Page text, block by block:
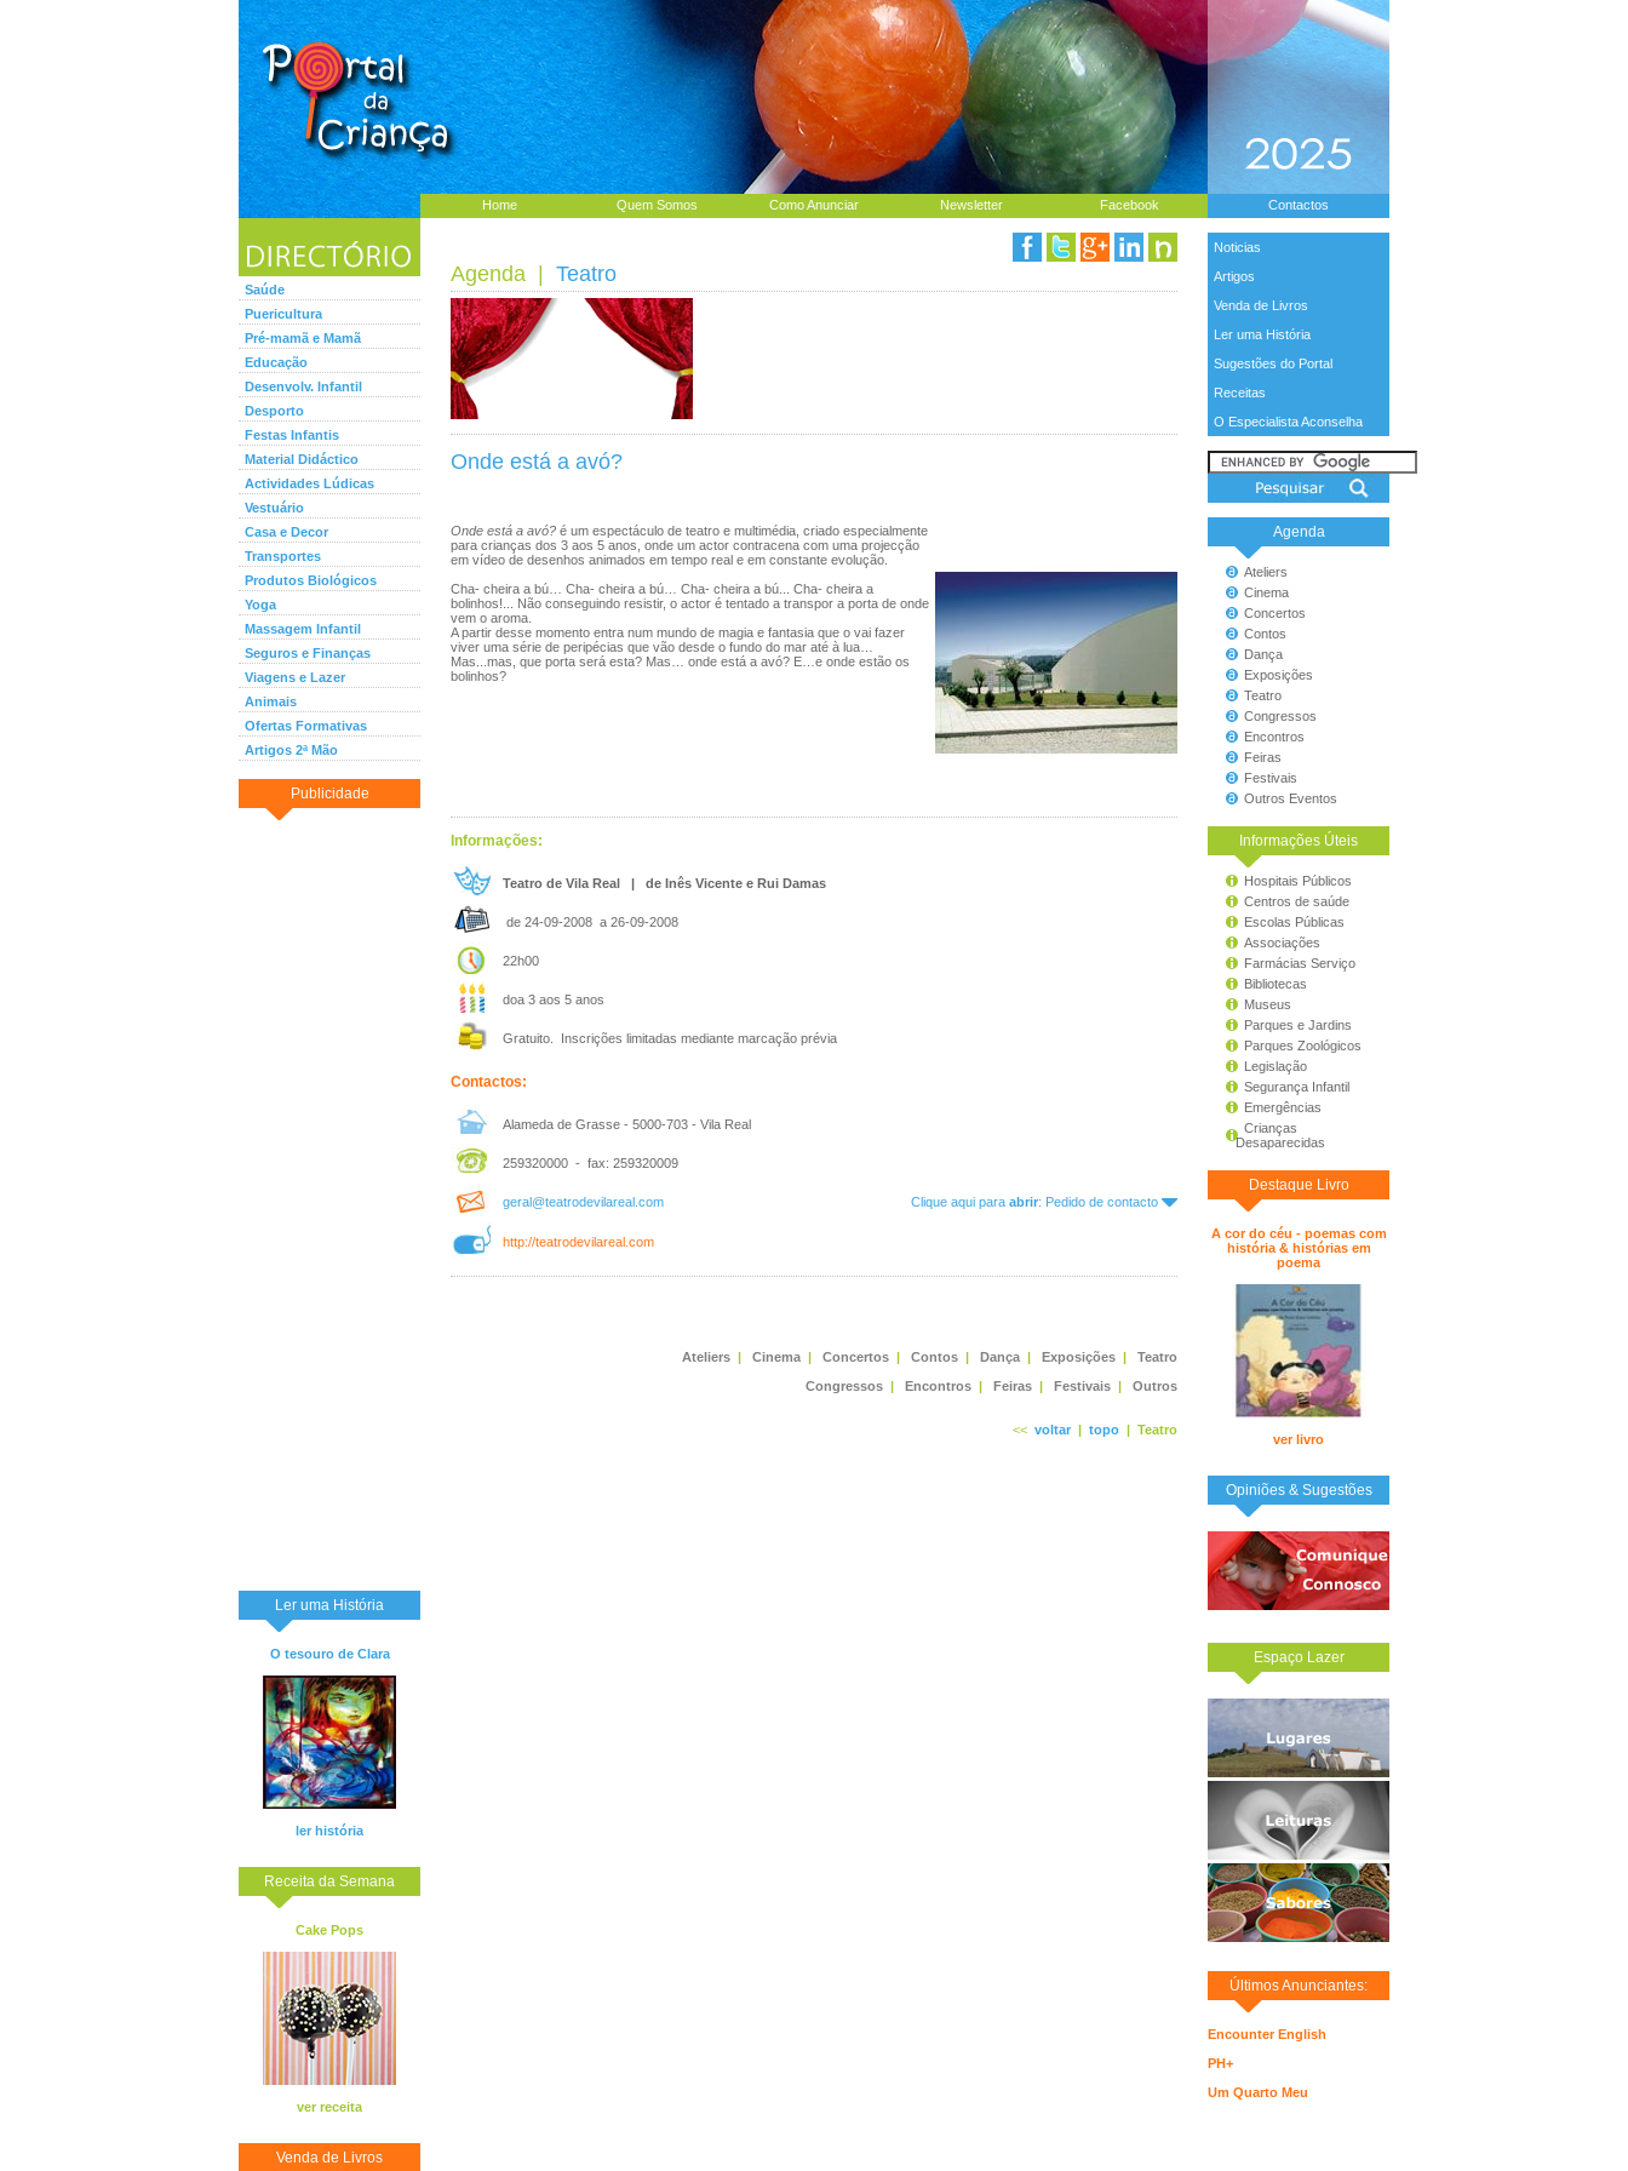
Home Quem Somos Como Anunciar Newsletter Facebook Contactos
Saúde
Puericultura
Pré-mamã e Mamã
Educação
Desenvolv. Infantil
Desporto
Festas Infantis
Material Didáctico
Actividades Lúdicas
Vestuário
Casa e Decor
Transportes
Produtos Biológicos
Yoga
Massagem Infantil
Seguros e Finanças
Viagens e Lazer
Animais
Ofertas Formativas
Artigos 2ª Mão
Publicidade
Ler uma História
O tesouro de Clara
ler história
Receita da Semana
Cake Pops
ver receita
Venda de Livros
Noticias
Artigos
Venda de Livros
Ler uma História
Sugestões do Portal
Receitas
O Especialista Aconselha
Agenda
Ateliers
Cinema
Concertos
Contos
Dança
Exposições
Teatro
Congressos
Encontros
Feiras
Festivais
Outros Eventos
Informações Úteis
Hospitais Públicos
Centros de saúde
Escolas Públicas
Associações
Farmácias Serviço
Bibliotecas
Museus
Parques e Jardins
Parques Zoológicos
Legislação
Segurança Infantil
Emergências
Crianças
Desaparecidas
Destaque Livro
A cor do céu - poemas com
história & histórias em
poema
ver livro
Opiniões & Sugestões
Espaço Lazer
Últimos Anunciantes:
Encounter English
PH+
Um Quarto Meu
Agenda Teatro
Onde está a avó?
Onde está a avó? é um espectáculo de teatro e multimédia, criado especialmente
para crianças dos 3 aos 5 anos, onde um actor contracena com uma projecção
em vídeo de desenhos animados em tempo real e em constante evolução.
Cha- cheira a bú… Cha- cheira a bú… Cha- cheira a bú... Cha- cheira a
bolinhos!... Não conseguindo resistir, o actor é tentado a transpor a porta de onde
vem o aroma.
A partir desse momento entra num mundo de magia e fantasia que o vai fazer
viver uma série de peripécias que vão desde o fundo do mar até à lua…
Mas...mas, que porta será esta? Mas… onde está a avó? E…e onde estão os
bolinhos?
Informações:
Teatro de Vila Real | de Inês Vicente e Rui Damas
de 24-09-2008 a 26-09-2008
22h00
doa 3 aos 5 anos
Gratuito. Inscrições limitadas mediante marcação prévia
Contactos:
Alameda de Grasse - 5000-703 - Vila Real
259320000 - fax: 259320009
geral@teatrodevilareal.com Clique aqui para abrir: Pedido de contacto
http://teatrodevilareal.com
Ateliers | Cinema | Concertos | Contos | Dança | Exposições |
Teatro
Congressos | Encontros | Feiras | Festivais | Outros
<< voltar | topo | Teatro